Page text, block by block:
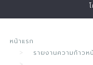
หน้าแรก
รายงานความก้าวห